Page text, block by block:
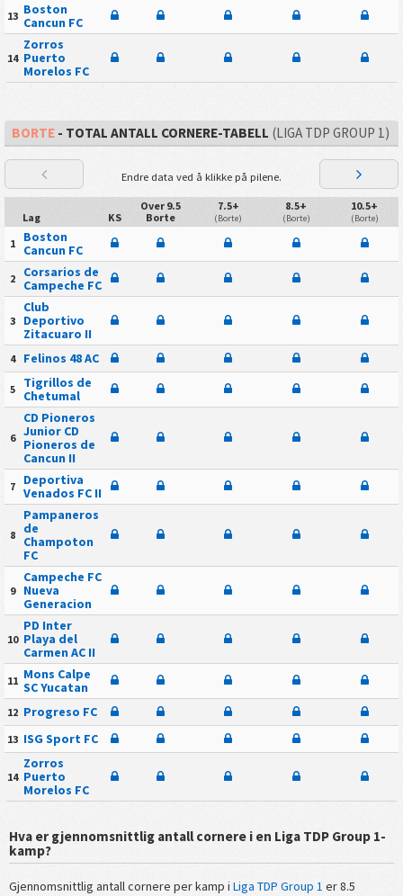
13 Boston
Cancun FC
14
Zorros
Puerto
Morelos FC
BORTE- TOTAL ANTALL CORNERE-TABELL (LIGA TDP GROUP 1)
Endre data ved å klikke på pilene.
Lag KS
Over 9.5
Borte
7.5+
(Borte)
8.5+
(Borte)
10.5+
(Borte)
1
Boston
Cancun FC
2
Corsarios de
Campeche FC
3
Club
Deportivo
Zitacuaro II
4 Felinos 48 AC
5
Tigrillos de
Chetumal
6
CD Pioneros
Junior CD
Pioneros de
Cancun II
7
Deportiva
Venados FC II
8
Pampaneros
de
Champoton
FC
9
Campeche FC
Nueva
Generacion
10
PD Inter
Playa del
Carmen AC II
11 Mons Calpe
SC Yucatan
12 Progreso FC
13 ISG Sport FC
14
Zorros
Puerto
Morelos FC
Hva er gjennomsnittlig antall cornere i en Liga TDP Group 1-
kamp?
Gjennomsnittlig antall cornere per kamp i Liga TDP Group 1 er 8.5